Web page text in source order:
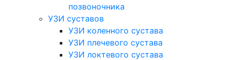
позвоночника
УЗИ суставов
УЗИ коленного сустава
УЗИ плечевого сустава
УЗИ локтевого сустава